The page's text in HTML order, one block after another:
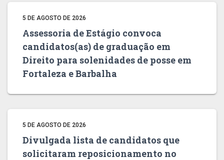
5 DE AGOSTO DE 2026
Assessoria de Estágio convoca
candidatos(as) de graduação em
Direito para solenidades de posse em
Fortaleza e Barbalha
5 DE AGOSTO DE 2026
Divulgada lista de candidatos que
solicitaram reposicionamento no